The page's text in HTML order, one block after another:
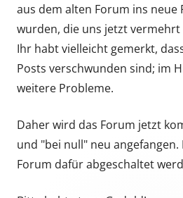
aus dem alten Forum ins
wurden, die uns jetzt
Ihr habt vielleicht gemerkt,
Posts verschwunden sind; im
weitere Probleme.
Daher wird das Forum jetzt
und "bei null" neu
Forum dafür abgeschaltet